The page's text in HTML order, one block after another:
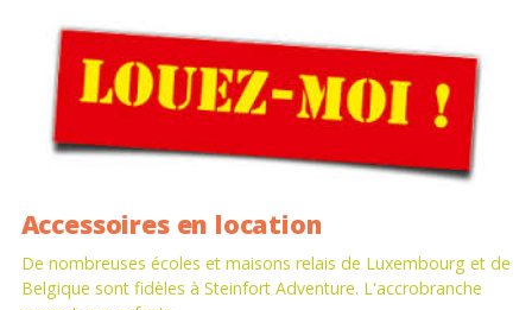
Accessoires en location
De nombreuses écoles et maisons relais de Luxembourg et de
Belgique sont fidèles à Steinfort Adventure. L'accrobranche